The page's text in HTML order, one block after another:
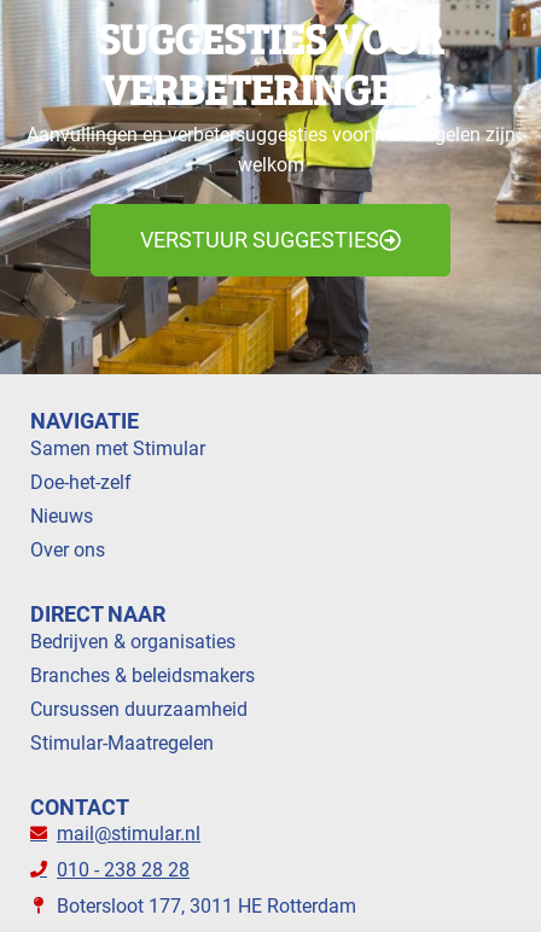
SUGGESTIES VOOR
VERBETERINGEN?
Aanvullingen en verbetersuggesties voor maatregelen zijn
welkom
VERSTUUR SUGGESTIES
NAVIGATIE
Samen met Stimular
Doe-het-zelf
Nieuws
Over ons
DIRECT NAAR
Bedrijven & organisaties
Branches & beleidsmakers
Cursussen duurzaamheid
Stimular-Maatregelen
CONTACT
mail@stimular.nl
010 - 238 28 28
Botersloot 177, 3011 HE Rotterdam